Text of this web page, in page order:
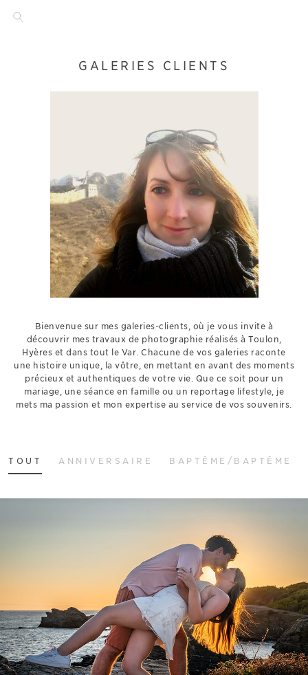
GALERIES CLIENTS
Bienvenue sur mes galeries-clients, où je vous invite à
découvrir mes travaux de photographie réalisés à Toulon,
Hyères et dans tout le Var. Chacune de vos galeries raconte
une histoire unique, la vôtre, en mettant en avant des moments
précieux et authentiques de votre vie. Que ce soit pour un
mariage, une séance en famille ou un reportage lifestyle, je
mets ma passion et mon expertise au service de vos souvenirs.
TOUT ANNIVERSAIRE BAPTÊME/BAPTÊME